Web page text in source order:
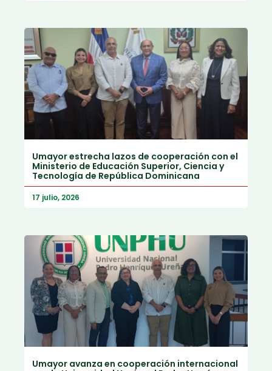
Umayor estrecha lazos de cooperación con el
Ministerio de Educación Superior, Ciencia y
Tecnología de República Dominicana
17 julio, 2026
Umayor avanza en cooperación internacional